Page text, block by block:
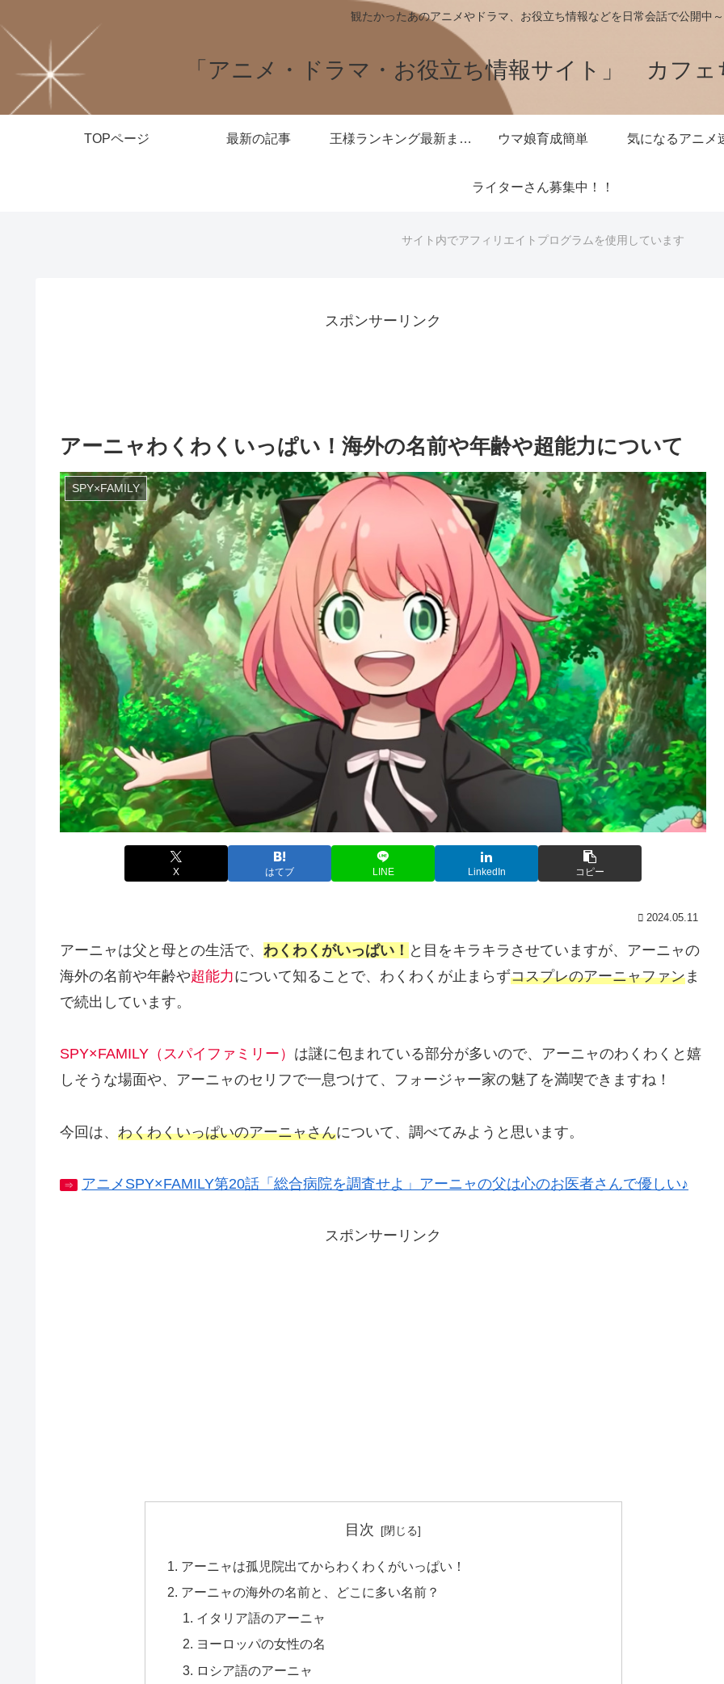
観たかったあのアニメやドラマ、お役立ち情報などを日常会話で公開中～
「アニメ・ドラマ・お役立ち情報サイト」 カフェ
TOPページ 最新の記事 王様ランキング最新まとめ ウマ娘育成簡単 気になるアニメ
ライターさん募集中！！
サイト内でアフィリエイトプログラムを使用しています
スポンサーリンク
アーニャわくわくいっぱい！海外の名前や年齢や超能力について
SPY×FAMILY
X はてブ LINE LinkedIn コピー
2024.05.11
アーニャは父と母との生活で、 わくわくがいっぱい！ と目をキラキラさせていますが、アーニャの
海外の名前や年齢や超能力について知ることで、わくわくが止まらずコスプレのアーニャファン ま
で続出しています。
SPY×FAMILY（スパイファミリー） は謎に包まれている部分が多いので、アーニャのわくわくと嬉
しそうな場面や、アーニャのセリフで一息つけて、フォージャー家の魅了を満喫できますね！
今回は、 わくわくいっぱいのアーニャさんについて、調べてみようと思います。
⇒ アニメSPY×FAMILY第20話「総合病院を調査せよ」アーニャの父は心のお医者さんで優しい♪
スポンサーリンク
目次
アーニャは孤児院出てからわくわくがいっぱい！
アーニャの海外の名前と、どこに多い名前？
イタリア語のアーニャ
ヨーロッパの女性の名
ロシア語のアーニャ